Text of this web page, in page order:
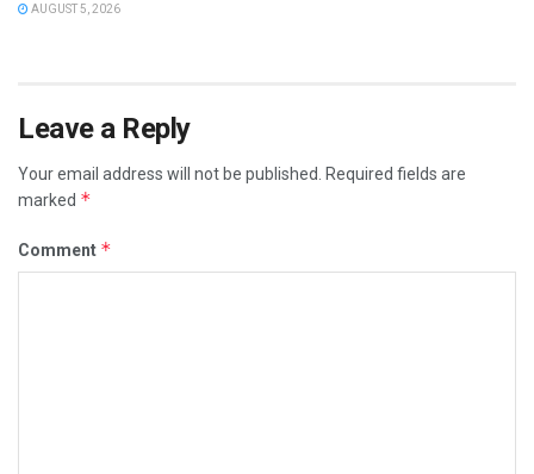
AUGUST 5, 2026
Leave a Reply
Your email address will not be published.
Required fields are
marked *
Comment *